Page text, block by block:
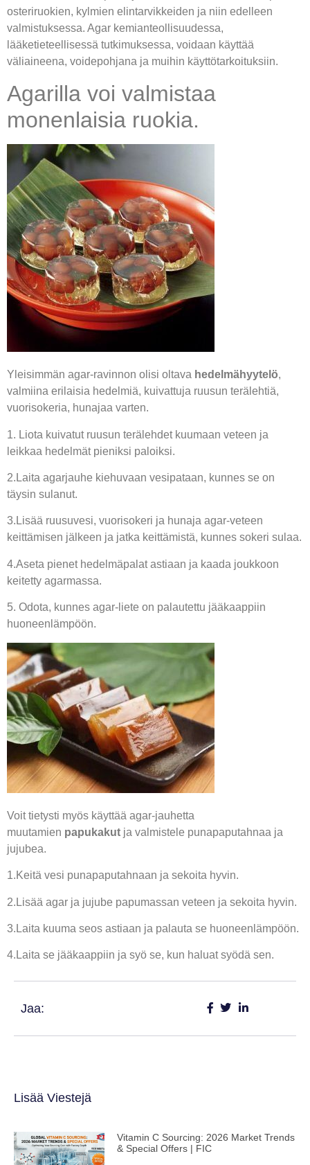
osteriruokien, kylmien elintarvikkeiden ja niin edelleen
valmistuksessa. Agar kemianteollisuudessa,
lääketieteellisessä tutkimuksessa, voidaan käyttää
väliaineena, voidepohjana ja muihin käyttötarkoituksiin.
Agarilla voi valmistaa
monenlaisia ruokia.
Yleisimmän agar-ravinnon olisi oltava hedelmähyytelö,
valmiina erilaisia hedelmiä, kuivattuja ruusun terälehtiä,
vuorisokeria, hunajaa varten.
1. Liota kuivatut ruusun terälehdet kuumaan veteen ja
leikkaa hedelmät pieniksi paloiksi.
2.Laita agarjauhe kiehuvaan vesipataan, kunnes se on
täysin sulanut.
3.Lisää ruusuvesi, vuorisokeri ja hunaja agar-veteen
keittämisen jälkeen ja jatka keittämistä, kunnes sokeri sulaa.
4.Aseta pienet hedelmäpalat astiaan ja kaada joukkoon
keitetty agarmassa.
5. Odota, kunnes agar-liete on palautettu jääkaappiin
huoneenlämpöön.
Voit tietysti myös käyttää agar-jauhetta
muutamien papukakut ja valmistele punapaputahnaa ja
jujubea.
1.Keitä vesi punapaputahnaan ja sekoita hyvin.
2.Lisää agar ja jujube papumassan veteen ja sekoita hyvin.
3.Laita kuuma seos astiaan ja palauta se huoneenlämpöön.
4.Laita se jääkaappiin ja syö se, kun haluat syödä sen.
Jaa:
Lisää Viestejä
Vitamin C Sourcing: 2026 Market Trends
& Special Offers | FIC